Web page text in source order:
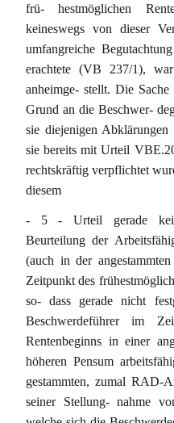
frü- hestmöglichen
keineswegs von dieser
umfangreiche
erachtete (VB 237/1),
anheimge- stellt. Die Sache
Grund an die Beschwer-
sie diejenigen
sie bereits mit Urteil
rechtskräftig verpflichtet
diesem
- 5 - Urteil gerade
Beurteilung der
(auch in der
Zeitpunkt des
so- dass gerade nicht
Beschwerdeführer im
Rentenbeginns in einer
höheren Pensum
gestammten, zumal RAD-
seiner Stellung- nahme